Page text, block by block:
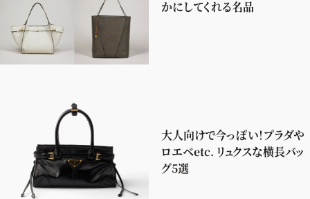
かにしてくれる名品
大人向けで今っぽい！プラダや
ロエベetc. リュクスな横長バッ
グ5選